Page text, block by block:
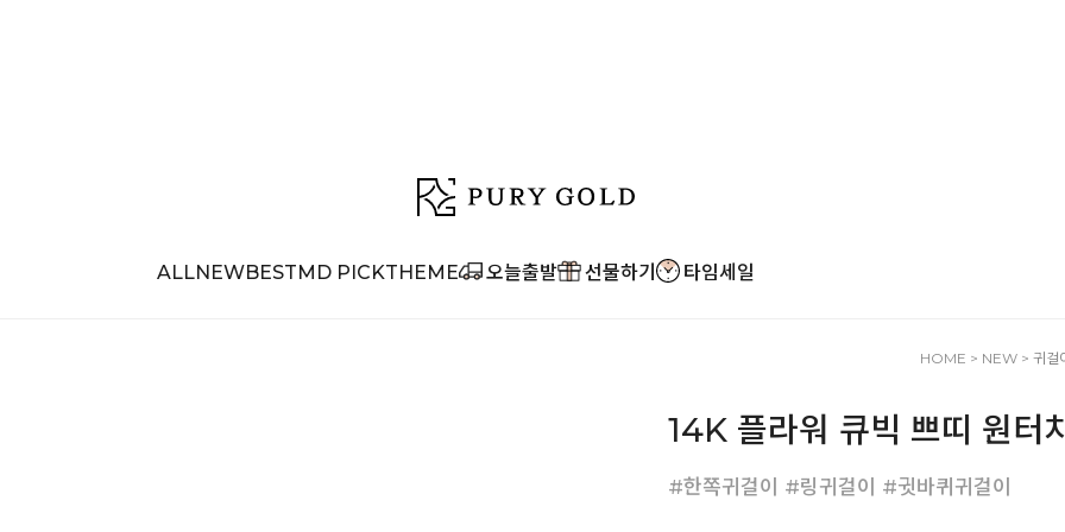
ALLNEWBESTMD PICKTHEME 오늘출발 선물하기 타임세일
HOME > NEW > 귀걸
14K 플라워 큐빅 쁘띠 원터
#한쪽귀걸이 #링귀걸이 #귓바퀴귀걸이